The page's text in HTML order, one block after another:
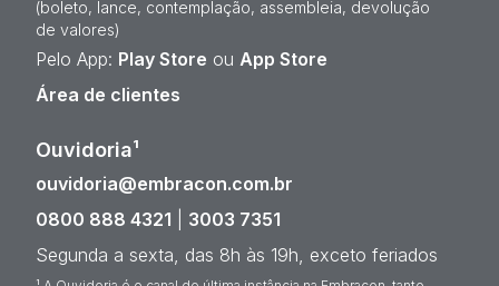
(boleto, lance, contemplação, assembleia, devolução
de valores)
Pelo App: Play Store ou App Store
Área de clientes
Ouvidoria¹
ouvidoria@embracon.com.br
0800 888 4321
3003 7351
Segunda a sexta, das 8h às 19h, exceto feriados